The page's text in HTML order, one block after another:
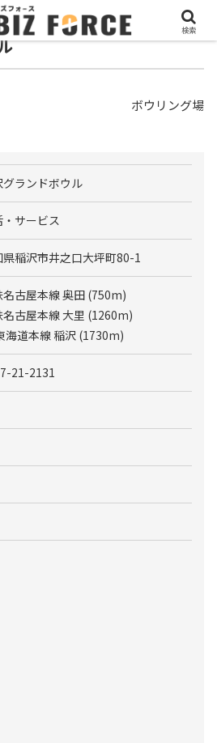
ボウリング場
グランドボウル
・サービス
県稲沢市井之口大坪町80-1
名古屋本線 奥田 (750m)
名古屋本線 大里 (1260m)
海道本線 稲沢 (1730m)
21-2131
検索